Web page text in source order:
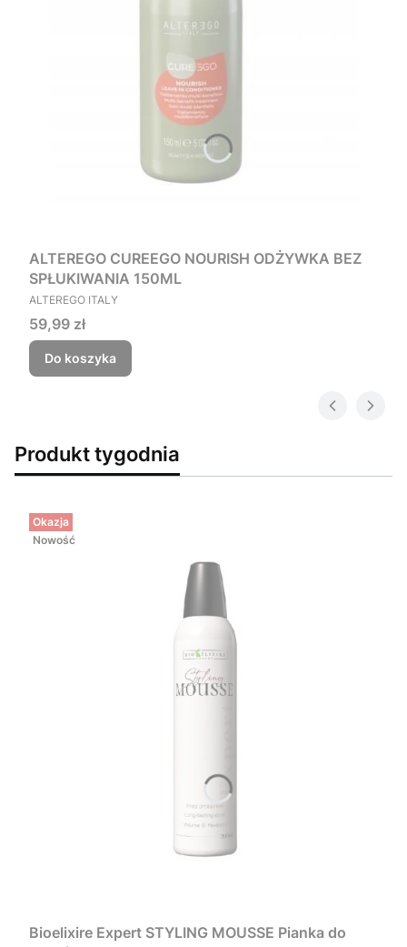
ALTEREGO CUREEGO NOURISH ODŻYWKA BEZ
SPŁUKIWANIA 150ML
PRODUCENT
ALTEREGO ITALY
Cena
59,99 zł
Do koszyka
Produkt tygodnia
Okazja
Nowość
Bioelixire Expert STYLING MOUSSE Pianka do